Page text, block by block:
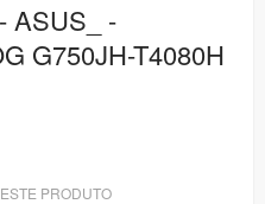
ASUS_ -
G750JH-T4080H
PRODUTO